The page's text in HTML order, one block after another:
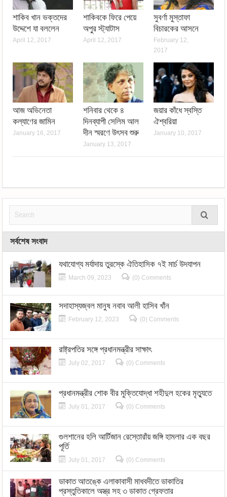
শাকিব খান ভক্তদের
উদ্দেশে যা বললেন
April 12, 2017
শাকিবকে ফিরে পেয়ে
অপু্র স্ট্যাটাস
April 12, 2017
সুবর্ণা মুস্তাফা
বিচারকের আসনে
February 12,
2017
আজ অভিনেতা
কল্যাণের জামিন
January 16, 2017
শনিবার থেকে ৪
দিনব্যাপী সেলিম আল
দীন স্মরণে উৎসব শুরু
January 13, 2017
জয়ার কাঁধে স্বস্তি
ঐশ্বরিয়া
January 10, 2017
সর্বশেষ সংবাদ
যথাযোগ্য মর্যাদায় তুরস্কে ঐতিহাসিক ৭ই মার্চ উদযাপন
March 09, 2023 (0) Comments
সদাহাস্যজ্বল মানুষ নবাব আলী হাসিব খাঁন
February 12, 2023 (0) Comments
রাষ্ট্রপতির সঙ্গে প্রধানমন্ত্রীর সাক্ষাৎ
July 02, 2017 (0) Comments
প্রধানমন্ত্রীর শোক বীর মুক্তিযোদ্ধা শহীদুল হকের মৃত্যুতে
July 01, 2017 (0) Comments
গুলশানের হলি আর্টিজান রেস্তোরাঁয় জঙ্গি হামলার এক বছর
পূর্তি
July 01, 2017 (0) Comments
ডাকাত আতঙ্কে এলাকাবাসী মাধবদীতে ডাকাতির
প্রস্তুতিকালে অস্ত্র সহ ৩ ডাকাত গ্রেফতার